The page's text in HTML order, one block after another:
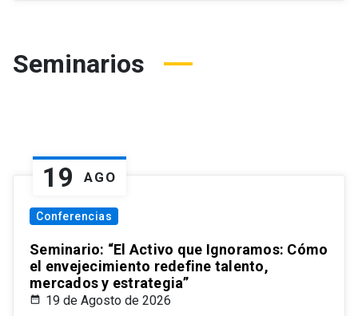
Seminarios
19 AGO
Conferencias
Seminario: “El Activo que Ignoramos: Cómo
el envejecimiento redefine talento,
mercados y estrategia”
19 de Agosto de 2026